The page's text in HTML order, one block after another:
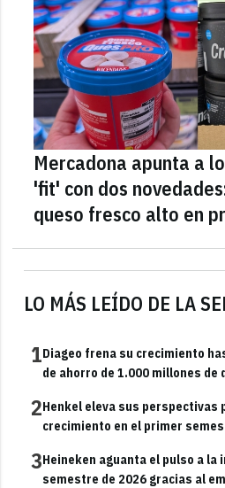
LO MÁS LEÍDO DE LA
1Diageo frena su crecimiento
de ahorro de 1.000 millones de
2Henkel eleva sus perspectivas
crecimiento en el primer
3Heineken aguanta el pulso a la
semestre de 2026 gracias al
Mercadona apunta a
'fit' con dos
queso fresco alto en